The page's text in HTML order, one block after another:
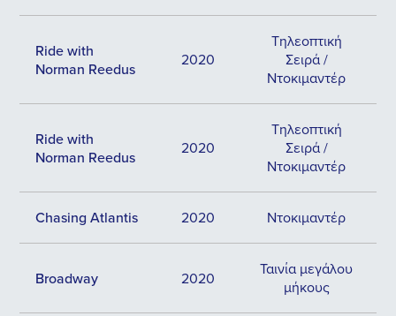
Ride with
Norman Reedus
2020
Τηλεοπτική
Σειρά /
Ντοκιμαντέρ
Ride with
Norman Reedus
2020
Τηλεοπτική
Σειρά /
Ντοκιμαντέρ
Chasing Atlantis 2020 Ντοκιμαντέρ
Broadway 2020
Ταινία μεγάλου
μήκους